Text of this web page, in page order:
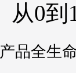
从0到
产品全生